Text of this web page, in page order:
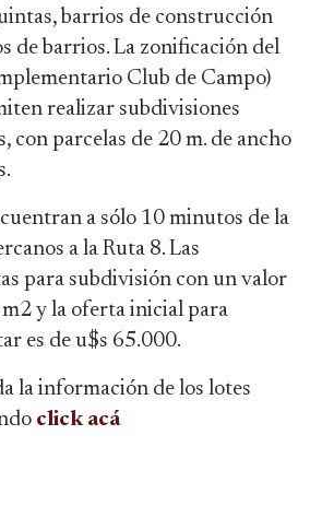
barrios de construcción
de barrios. La zonificación del
Club de Campo)
realizar subdivisiones
con parcelas de 20 m. de ancho
a sólo 10 minutos de la
a la Ruta 8. Las
para subdivisión con un valor
y la oferta inicial para
es de u$s 65.000.
la información de los lotes
click acá